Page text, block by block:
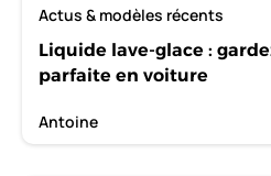
Actus & modèles récents
Liquide lave-glace :
parfaite en voiture
Antoine